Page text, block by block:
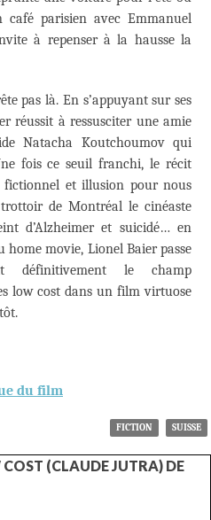
café parisien avec Emmanuel
à repenser à la hausse la
pas là. En s’appuyant sur ses
réussit à ressusciter une amie
Natacha Koutchoumov qui
fois ce seuil franchi, le récit
fictionnel et illusion pour nous
de Montréal le cinéaste
d’Alzheimer et suicidé… en
home movie, Lionel Baier passe
définitivement le champ
low cost dans un film virtuose
du film
FICTION SUISSE
(CLAUDE JUTRA) DE